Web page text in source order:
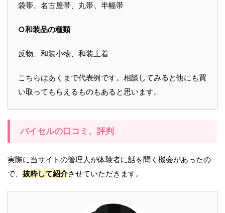
袋帯、名古屋帯、丸帯、半幅帯
○和装品の種類
反物、和装小物、和装上着
こちらはあくまで代表例です。相談してみると他にも買
い取ってもらえるものもあると思います。
バイセルの口コミ、評判
実際に当サイトの管理人が体験者に話を聞く機会があったの
で、 抜粋して紹介させていただきます。